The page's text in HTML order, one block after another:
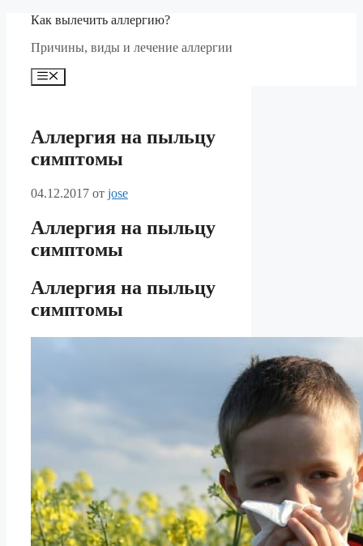
Перейти
содержимому
Как вылечить аллергию?
Причины, виды и лечение аллергии
Меню
Аллергия на пыльцу
симптомы
04.12.2017 от jose
Аллергия на пыльцу
симптомы
Аллергия на пыльцу
симптомы